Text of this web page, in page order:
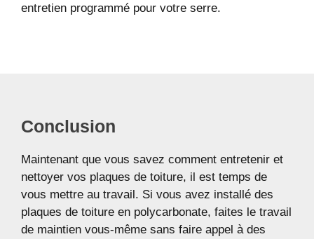
entretien programmé pour votre serre.
Conclusion
Maintenant que vous savez comment entretenir et
nettoyer vos plaques de toiture, il est temps de
vous mettre au travail. Si vous avez installé des
plaques de toiture en polycarbonate, faites le travail
de maintien vous-même sans faire appel à des